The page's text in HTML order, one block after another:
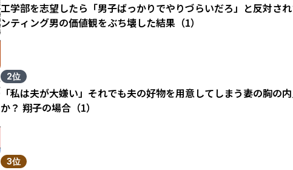
工学部を志望したら「男子ばっかりでやりづらいだろ」と反対さ
ンティング男の価値観をぶち壊した結果（1）
2位
「私は夫が大嫌い」それでも夫の好物を用意してしまう妻の胸の
か？ 翔子の場合（1）
3位